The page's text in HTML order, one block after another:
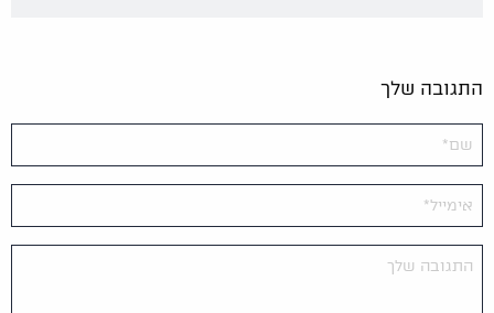
התאונה האחרונה האירוע המוחי החריף חברת הביטוח
טוענת שלגבי האירוע המוחי אני לא מבוטח לכן לא רוצים
לשלם לי מה הדין לקח
התגובה שלך